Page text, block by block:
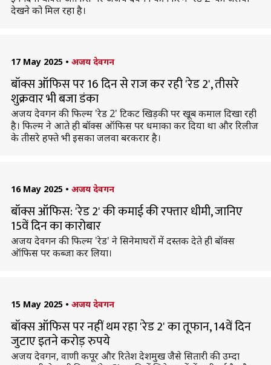
देखने को मिल रहा है।
17 May 2025 • अजय देवगन
बॉक्स ऑफिस पर 16 दिन से राज कर रही 'रेड 2', तीसरे
शुक्रवार भी बजा डंका
अजय देवगन की फिल्म 'रेड 2' टिकट खिड़की पर खूब कमाल दिखा रही
है। फिल्म ने आते ही बॉक्स ऑफिस पर धमाका कर दिया था और रिलीज
के तीसरे हफ्ते भी इसका जलवा बरकरार है।
16 May 2025 • अजय देवगन
बॉक्स ऑफिस: 'रेड 2' की कमाई की रफ्तार धीमी, जानिए
15वें दिन का कारोबार
अजय देवगन की फिल्म 'रेड' ने सिनेमाघरों में दस्तक देते ही बॉक्स
ऑफिस पर कब्जा कर लिया।
15 May 2025 • अजय देवगन
बॉक्स ऑफिस पर नहीं थम रहा 'रेड 2' का तूफान, 14वें दिन
जुटाए इतने करोड़ रुपये
अजय देवगन, वाणी कपूर और रितेश देशमुख जैसे सितारी की उम्दा